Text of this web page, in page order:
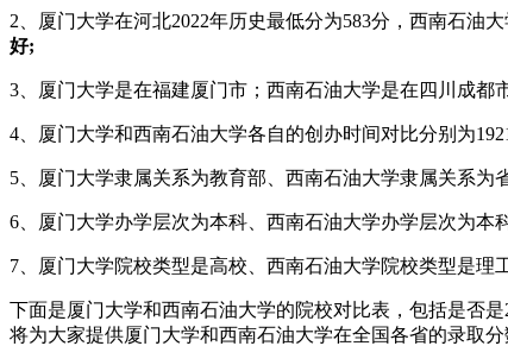
2、厦门大学在河北2022年历史最低分为583分，西南石油
好;
3、厦门大学是在福建厦门市；西南石油大学是在四川成都
4、厦门大学和西南石油大学各自的创办时间对比分别为
5、厦门大学隶属关系为教育部、西南石油大学隶属关系为
6、厦门大学办学层次为本科、西南石油大学办学层次为本
7、厦门大学院校类型是高校、西南石油大学院校类型是理
下面是厦门大学和西南石油大学的院校对比表，包括是否
将为大家提供厦门大学和西南石油大学在全国各省的录取